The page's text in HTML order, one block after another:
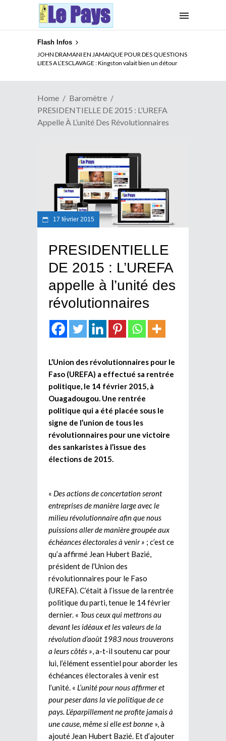
Flash Infos
JOHN DRAMANI EN JAMAIQUE POUR DES QUESTIONS
LIEES A L’ESCLAVAGE : Kingston valait bien un détour
ELECTION DE TALON A LA TETE DU SENAT BENINOIS :
Quand Patrice quitte le pouvoir sans partir !
Home
Baromètre
PRESIDENTIELLE DE 2015 : L’UREFA
Appelle À L’unité Des Révolutionnaires
17 février 2015
PRESIDENTIELLE
DE 2015 : L’UREFA
appelle à l’unité des
révolutionnaires
L’Union des révolutionnaires pour le
Faso (UREFA) a effectué sa rentrée
politique, le 14 février 2015, à
Ouagadougou. Une rentrée
politique qui a été placée sous le
signe de l’union de tous les
révolutionnaires pour une victoire
des sankaristes à l’issue des
élections de 2015.
« Des actions de concertation seront
entreprises de manière large avec le
milieu révolutionnaire afin que nous
puissions aller de manière groupée aux
échéances électorales à venir » ; c’est ce
qu’a affirmé Jean Hubert Bazié,
président de l’Union des
révolutionnaires pour le Faso
(UREFA). C’était à l’issue de la rentrée
politique du parti, tenue le 14 février
dernier. « Tous ceux qui mettrons au
devant les idéaux et les valeurs de la
révolution d’août 1983 nous trouverons
a leurs côtés » , a-t-il soutenu car pour
lui, l’élément essentiel pour aborder les
échéances électorales à venir est
l’unité. « L’unité pour nous affirmer et
pour peser dans la vie politique de ce
pays. L’éparpillement ne profite jamais à
une cause, même si elle est bonne », à
ajouté Jean Hubert Bazié. Et d’ajouter